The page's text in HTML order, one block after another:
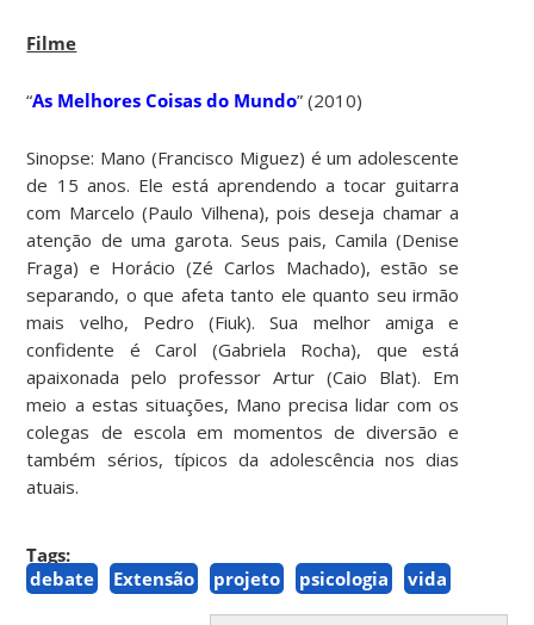
Filme
“As Melhores Coisas do Mundo” (2010)
Sinopse: Mano (Francisco Miguez) é um adolescente
de 15 anos. Ele está aprendendo a tocar guitarra
com Marcelo (Paulo Vilhena), pois deseja chamar a
atenção de uma garota. Seus pais, Camila (Denise
Fraga) e Horácio (Zé Carlos Machado), estão se
separando, o que afeta tanto ele quanto seu irmão
mais velho, Pedro (Fiuk). Sua melhor amiga e
confidente é Carol (Gabriela Rocha), que está
apaixonada pelo professor Artur (Caio Blat). Em
meio a estas situações, Mano precisa lidar com os
colegas de escola em momentos de diversão e
também sérios, típicos da adolescência nos dias
atuais.
Tags:
debate
Extensão projeto psicologia vida